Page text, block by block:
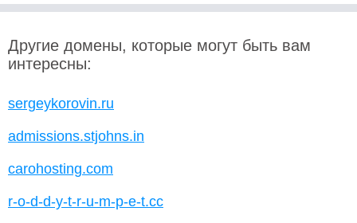
Другие домены, которые могут быть вам
интересны:
sergeykorovin.ru
admissions.stjohns.in
carohosting.com
r-o-d-d-y-t-r-u-m-p-e-t.cc